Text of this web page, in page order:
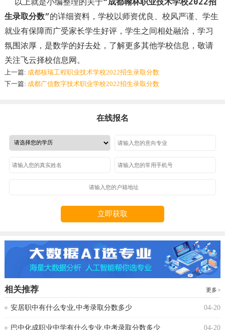
生录取分数”的详细资料，学校以师资优良、校风严谨、学生
就业有保障而广受家长学生好评，学生之间相处融洽，学习
氛围浓厚，是数学的好去处，了解更多其他学校信息，敬请
关注飞云择校信息网。
上一篇: 成都核瑞工程职业技术学校2022招生录取分数
下一篇: 成都广信数字技术职业学校2022招生录取分数
在线报名
立即获取
相关推荐 更多
安居职中有什么专业,中考录取分数多少 04-20
巴中化成职业中学有什么专业,中考录取分数多少 04-20